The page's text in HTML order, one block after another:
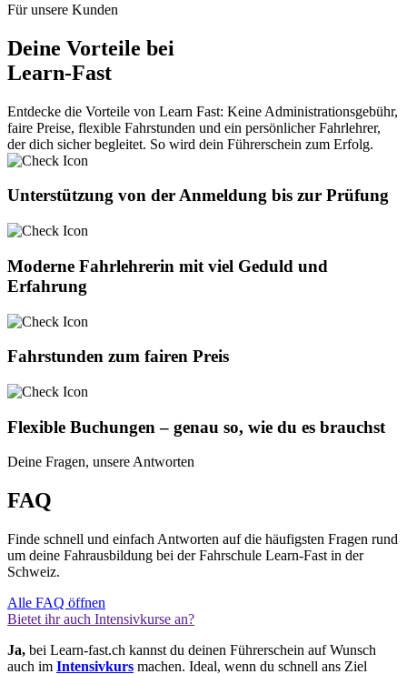
Für unsere Kunden
Deine Vorteile bei
Learn-Fast
Entdecke die Vorteile von Learn Fast: Keine Administrationsgebühr,
faire Preise, flexible Fahrstunden und ein persönlicher Fahrlehrer,
der dich sicher begleitet. So wird dein Führerschein zum Erfolg.
Unterstützung von der Anmeldung bis zur Prüfung
Moderne Fahrlehrerin mit viel Geduld und
Erfahrung
Fahrstunden zum fairen Preis
Flexible Buchungen – genau so, wie du es brauchst
Deine Fragen, unsere Antworten
FAQ
Finde schnell und einfach Antworten auf die häufigsten Fragen rund
um deine Fahrausbildung bei der Fahrschule Learn-Fast in der
Schweiz.
Alle FAQ öffnen
Bietet ihr auch Intensivkurse an?
Ja, bei Learn-fast.ch kannst du deinen Führerschein auf Wunsch
auch im Intensivkurs machen. Ideal, wenn du schnell ans Ziel